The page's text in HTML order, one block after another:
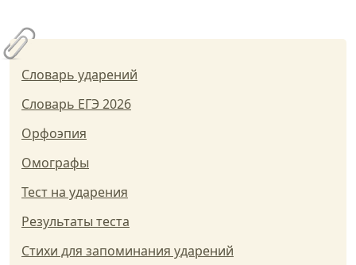
Словарь ударений
Словарь ЕГЭ 2026
Орфоэпия
Омографы
Тест на ударения
Результаты теста
Стихи для запоминания ударений